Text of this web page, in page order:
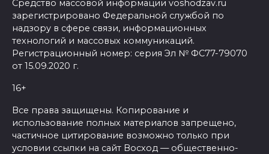
Средство массовой информации voshodzav.ru
зарегистрировано Федеральной службой по
надзору в сфере связи, информационных
технологий и массовых коммуникаций.
Регистрационный номер: серия Эл № ФС77-79070
от 15.09.2020 г.
16+
Все права защищены. Копирование и
использование полных материалов запрещено,
частичное цитирование возможно только при
условии ссылки на сайт Восход — общественно-